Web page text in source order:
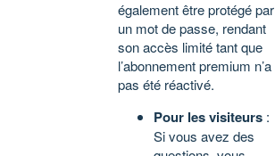
également être protégé par
un mot de passe, rendant
son accès limité tant que
l’abonnement premium n’a
pas été réactivé.
Pour les visiteurs :
Si vous avez des